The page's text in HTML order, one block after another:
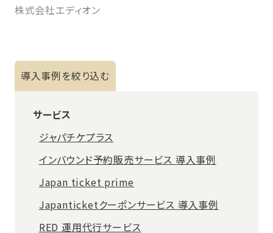
株式会社エディオン
導入事例を絞り込む
サービス
ジャパチケプラス
インバウンド予約販売サービス 導入事例
Japan ticket prime
Japanticketクーポンサービス 導入事例
RED 運用代行サービス